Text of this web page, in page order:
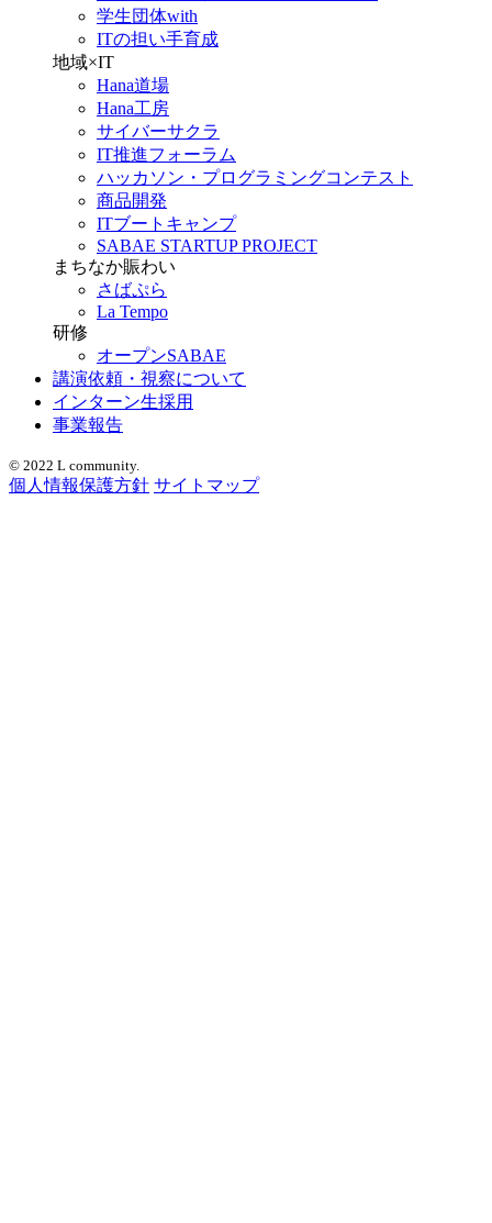
学生団体with
ITの担い手育成
地域×IT
Hana道場
Hana工房
サイバーサクラ
IT推進フォーラム
ハッカソン・プログラミングコンテスト
商品開発
ITブートキャンプ
SABAE STARTUP PROJECT
まちなか賑わい
さばぷら
La Tempo
研修
オープンSABAE
講演依頼・視察について
インターン生採用
事業報告
© 2022 L community.
個人情報保護方針 サイトマップ